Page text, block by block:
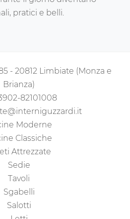
pratici e belli.
- 20812 Limbiate (Monza e
Brianza)
82101008
Moderne
Classiche
Attrezzate
Sedie
Tavoli
Sgabelli
Salotti